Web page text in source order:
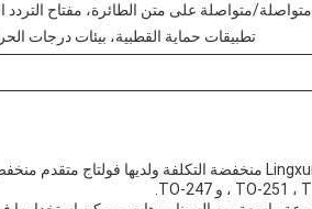
متواصلة على متن الطائرة، مفتاح التردد
تطبيقات حماية القطبية، بيئات درجات